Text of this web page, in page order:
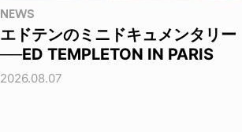
NEWS
エドテンのミニドキュメンタリー
──ED TEMPLETON IN PARIS
2026.08.07